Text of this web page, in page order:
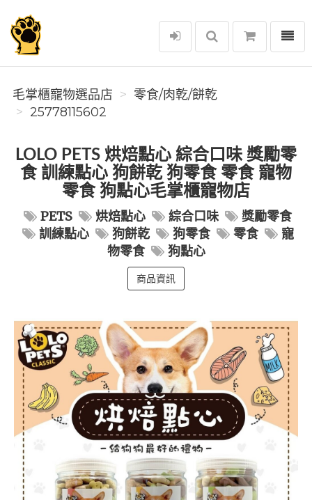
毛掌櫃寵物選品店
選單
毛掌櫃寵物選品店
零食/肉乾/餅乾
25778115602
LOLO PETS 烘焙點心 綜合口味 獎勵零
食 訓練點心 狗餅乾 狗零食 零食 寵物
零食 狗點心毛掌櫃寵物店
PETS 烘焙點心 綜合口味
獎勵零食
訓練點心
狗餅乾 狗零食 零食
寵
物零食
狗點心
商品資訊